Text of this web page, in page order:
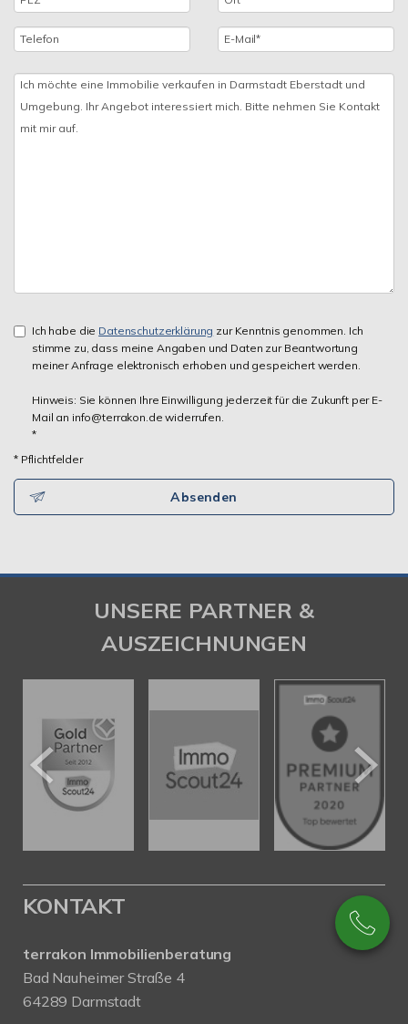
Ich habe die Datenschutzerklärung zur Kenntnis genommen. Ich
stimme zu, dass meine Angaben und Daten zur Beantwortung
meiner Anfrage elektronisch erhoben und gespeichert werden.
Hinweis: Sie können Ihre Einwilligung jederzeit für die Zukunft per E-
Mail an info@terrakon.de widerrufen.
*
* Pflichtfelder
Absenden
UNSERE PARTNER &
AUSZEICHNUNGEN
KONTAKT
terrakon Immobilienberatung
Bad Nauheimer Straße 4
64289 Darmstadt